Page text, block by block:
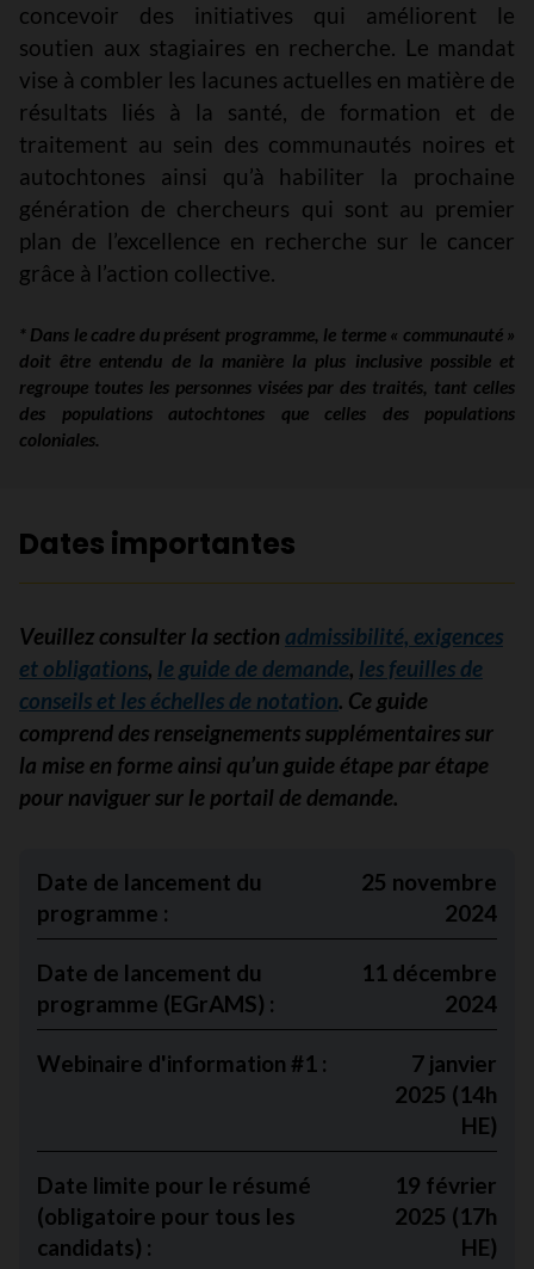
concevoir des initiatives qui améliorent le
soutien aux stagiaires en recherche. Le mandat
vise à combler les lacunes actuelles en matière de
résultats liés à la santé, de formation et de
traitement au sein des communautés noires et
autochtones ainsi qu’à habiliter la prochaine
génération de chercheurs qui sont au premier
plan de l’excellence en recherche sur le cancer
grâce à l’action collective.
* Dans le cadre du présent programme, le terme « communauté »
doit être entendu de la manière la plus inclusive possible et
regroupe toutes les personnes visées par des traités, tant celles
des populations autochtones que celles des populations
coloniales.
Dates importantes
Veuillez consulter la section admissibilité, exigences
et obligations, le guide de demande, les feuilles de
conseils et les échelles de notation. Ce guide
comprend des renseignements supplémentaires sur
la mise en forme ainsi qu’un guide étape par étape
pour naviguer sur le portail de demande.
Date de lancement du
programme :
25 novembre
2024
Date de lancement du
programme (EGrAMS) :
11 décembre
2024
Webinaire d'information #1 :
7 janvier
2025 (14h
HE)
Date limite pour le résumé
(obligatoire pour tous les
candidats) :
19 février
2025 (17h
HE)